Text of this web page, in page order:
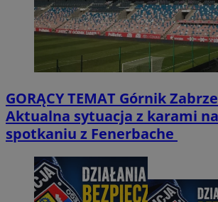
GORĄCY TEMAT Górnik Zabrze
Aktualna sytuacja z karami
spotkaniu z Fenerbache